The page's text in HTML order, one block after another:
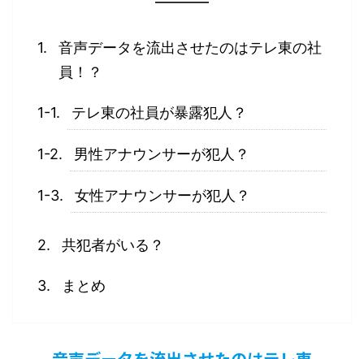
音声データを流出させたのはテレ東の社
員！？
テレ東の社員が暴露犯人？
男性アナウンサーが犯人？
女性アナウンサーが犯人？
共犯者がいる？
まとめ